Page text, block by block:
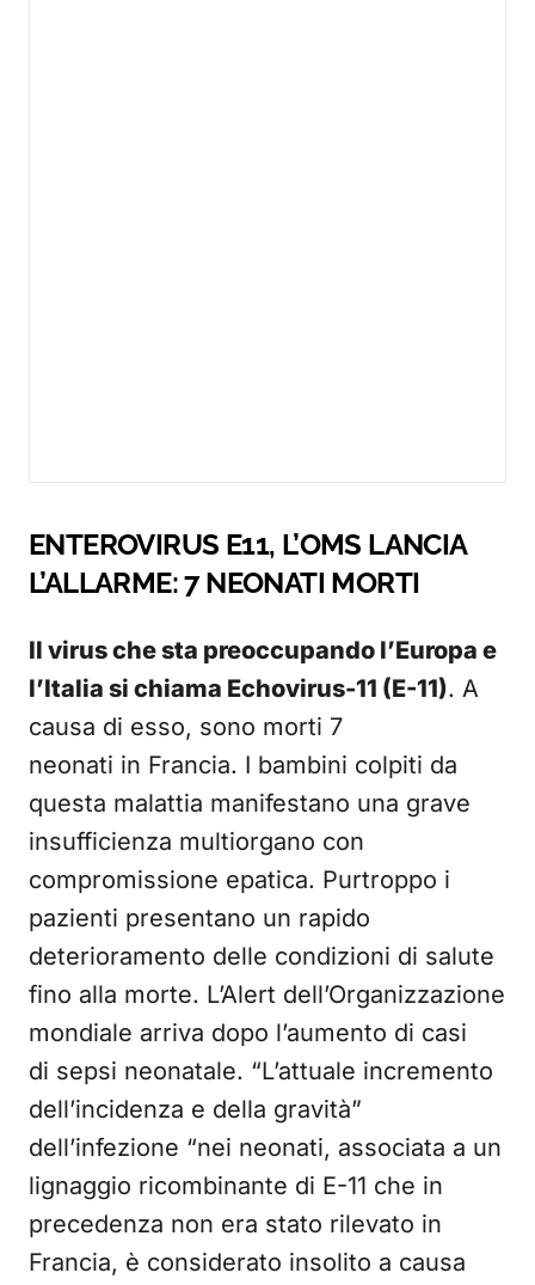
ENTEROVIRUS E11, L’OMS LANCIA
L’ALLARME: 7 NEONATI MORTI
Il virus che sta preoccupando l’Europa e
l’Italia si chiama Echovirus-11 (E-11). A
causa di esso, sono morti 7
neonati in Francia. I bambini colpiti da
questa malattia manifestano una grave
insufficienza multiorgano con
compromissione epatica. Purtroppo i
pazienti presentano un rapido
deterioramento delle condizioni di salute
fino alla morte. L’Alert dell’Organizzazione
mondiale arriva dopo l’aumento di casi
di sepsi neonatale. “L’attuale incremento
dell’incidenza e della gravità”
dell’infezione “nei neonati, associata a un
lignaggio ricombinante di E-11 che in
precedenza non era stato rilevato in
Francia, è considerato insolito a causa